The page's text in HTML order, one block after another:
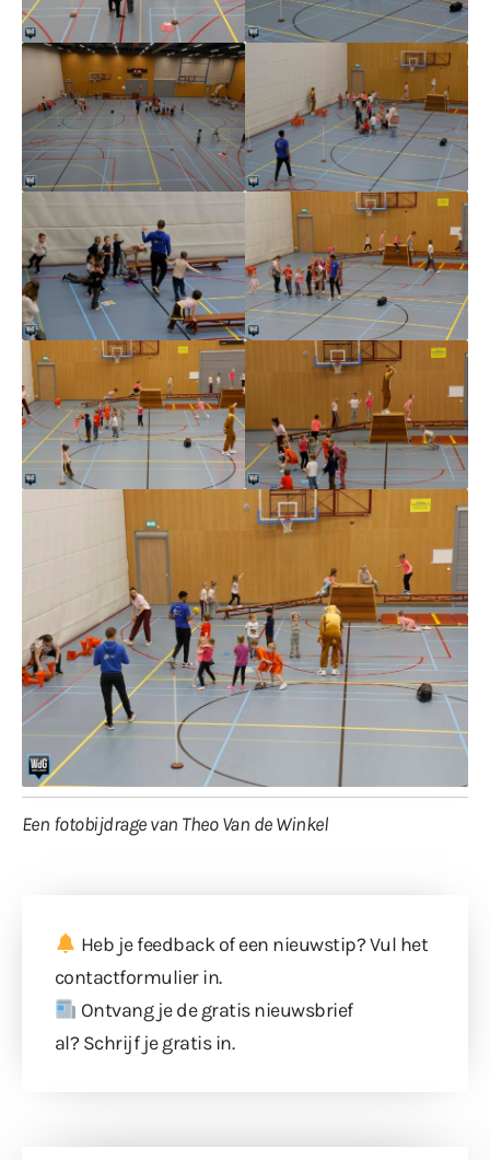
Een fotobijdrage van Theo Van de Winkel
Heb je feedback of een nieuwstip? Vul het
contactformulierin.
Ontvang je de gratis nieuwsbrief
al? Schrijf je gratis in.